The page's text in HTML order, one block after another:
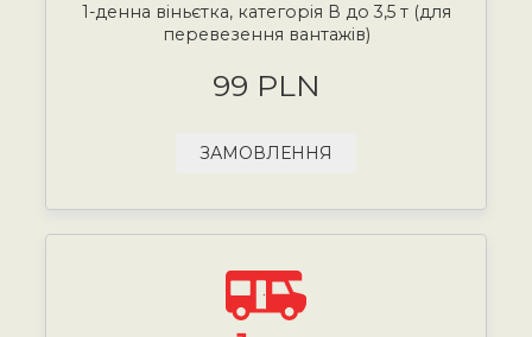
1-денна віньєтка, категорія В до 3,5 т (для
перевезення вантажів)
99 PLN
ЗАМОВЛЕННЯ